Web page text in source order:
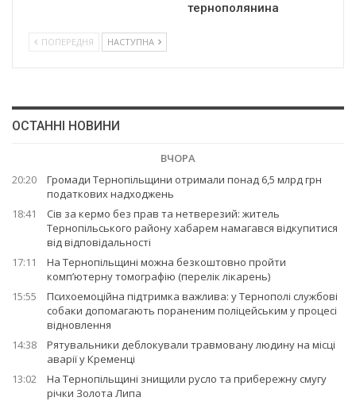
тернополянина
ПОПЕРЕДНЯ НАСТУПНА
ОСТАННІ НОВИНИ
ВЧОРА
20:20
Громади Тернопільщини отримали понад 6,5 млрд грн
податкових надходжень
18:41
Сів за кермо без прав та нетверезий: житель
Тернопільського району хабарем намагався відкупитися
від відповідальності
17:11
На Тернопільщині можна безкоштовно пройти
комп’ютерну томографію (перелік лікарень)
15:55
Психоемоційна підтримка важлива: у Тернополі службові
собаки допомагають пораненим поліцейським у процесі
відновлення
14:38
Рятувальники деблокували травмовану людину на місці
аварії у Кременці
13:02
На Тернопільщині знищили русло та прибережну смугу
річки Золота Липа